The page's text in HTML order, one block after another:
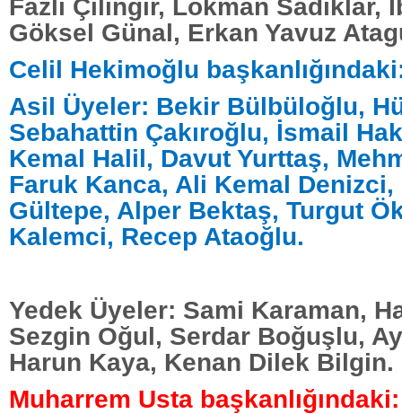
Fazlı Çilingir, Lokman Sadıklar,
Göksel Günal, Erkan Yavuz
Celil Hekimoğlu
Asil Üyeler: Bekir Bülbüloğlu,
Sebahattin Çakıroğlu, İsmail
Kemal Halil, Davut Yurttaş,
Faruk Kanca, Ali Kemal Denizci,
Gültepe, Alper Bektaş, Turgut
Kalemci, Recep Ataoğlu.
Yedek Üyeler: Sami Karaman,
Sezgin Oğul, Serdar Boğuşlu,
Harun Kaya, Kenan Dilek Bilgin.
Muharrem Usta başkanlığındaki: